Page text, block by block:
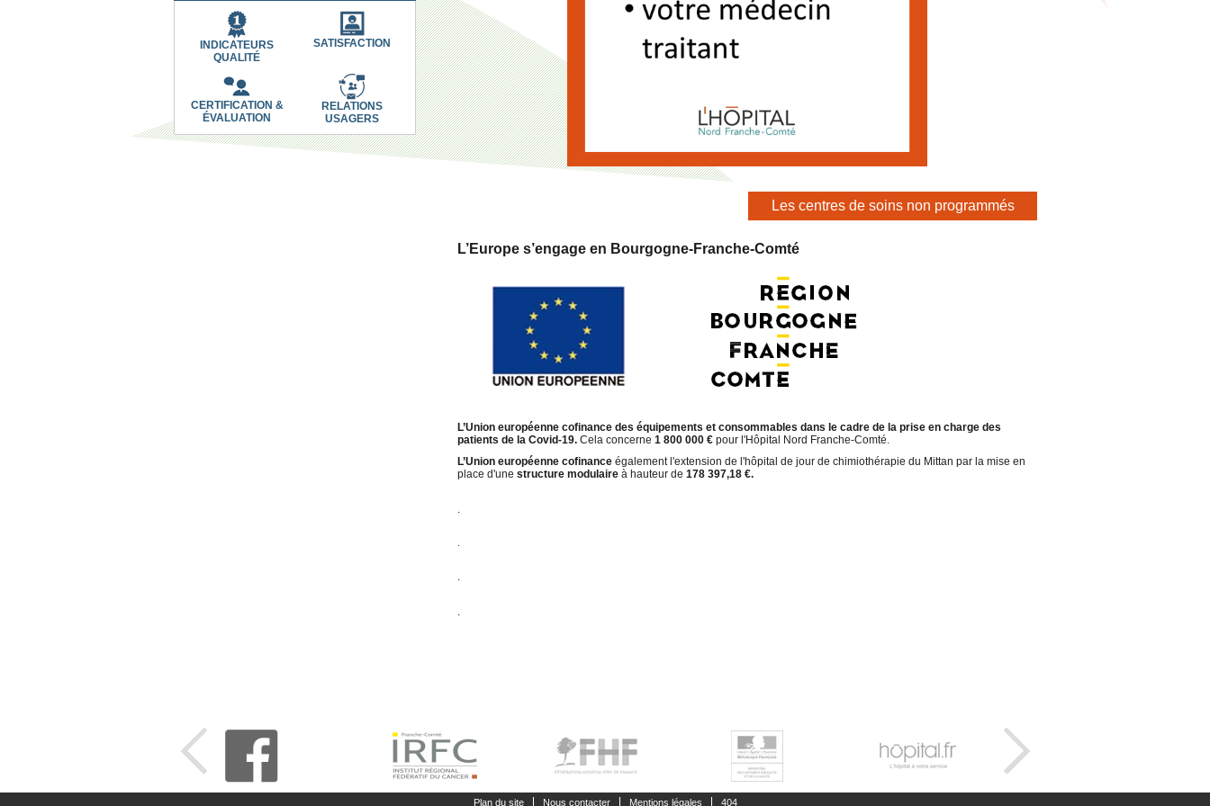
INDICATEURS
QUALITÉ
SATISFACTION
CERTIFICATION &
ÉVALUATION
RELATIONS
USAGERS
Les centres de soins non programmés
L’Europe s’engage en Bourgogne-Franche-Comté
L’Union européenne cofinance des équipements et consommables dans le cadre de la prise en charge des
patients de la Covid-19. Cela concerne 1 800 000 € pour l'Hôpital Nord Franche-Comté.
L’Union européenne cofinance également l'extension de l'hôpital de jour de chimiothérapie du Mittan par la mise en
place d'une structure modulaire à hauteur de 178 397,18 €.
.
.
.
Plan du site Nous contacter Mentions légales 404